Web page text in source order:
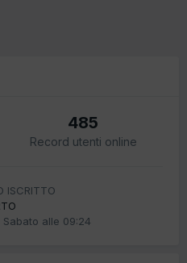
485
Record utenti online
ISCRITTO
Sabato alle 09:24